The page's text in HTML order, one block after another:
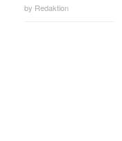
by Redaktion